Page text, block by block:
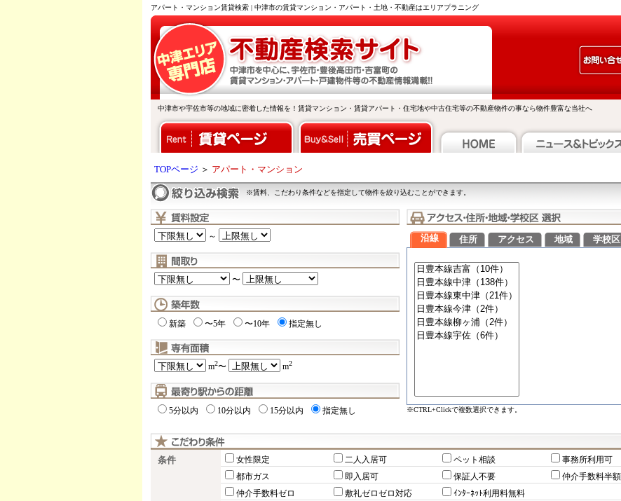
アパート・マンション賃貸検索 | 中津市の賃貸マンション・アパート・土地・不動産はエリアプラニング
中津市や宇佐市等の地域に密着した情報を！賃貸マンション・賃貸アパート・住宅地や中古住宅等の不動産物件の事なら物件豊富な当社へ
TOPページ ＞ アパート・マンション
※賃料、こだわり条件などを指定して物件を絞り込むことができます。
～
〜
新築 〜5年 〜10年 指定無し
m2〜 m2
5分以内 10分以内 15分以内 指定無し
沿線 住所 アクセス 地域 学校区
※CTRL+Clickで複数選択できます。
条件 女性限定 二人入居可 ペット相談
事務所利用可
都市ガス
即入居可 保証人不要
仲介手数料半額
仲介手数料ゼロ
敷礼ゼロゼロ対応 ｲﾝﾀｰﾈｯﾄ利用料無料